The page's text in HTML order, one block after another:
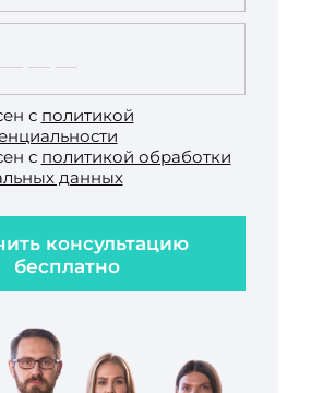
консультацию
бесплатно
с политикой
с политикой обработки
данных